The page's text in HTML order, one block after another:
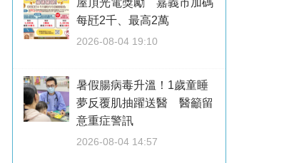
屋頂光電獎勵 嘉義市加碼
每瓩2千、最高2萬
2026-08-04 19:10
暑假腸病毒升溫！1歲童睡
夢反覆肌抽躍送醫 醫籲留
意重症警訊
2026-08-04 14:57